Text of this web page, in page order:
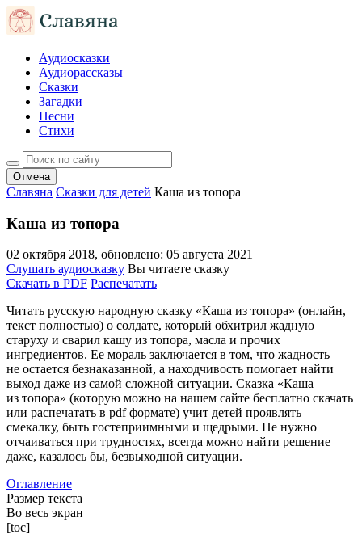
Аудиосказки
Аудиорассказы
Сказки
Загадки
Песни
Стихи
Отмена
Славяна Сказки для детей Каша из топора
Каша из топора
02 октября 2018, обновлено: 05 августа 2021
Слушать аудиосказку Вы читаете сказку
Скачать в PDF Распечатать
Читать русскую народную сказку «Каша из топора» (онлайн,
текст полностью) о солдате, который обхитрил жадную
старуху и сварил кашу из топора, масла и прочих
ингредиентов. Ее мораль заключается в том, что жадность
не остается безнаказанной, а находчивость помогает найти
выход даже из самой сложной ситуации. Сказка «Каша
из топора» (которую можно на нашем сайте бесплатно скачать
или распечатать в pdf формате) учит детей проявлять
смекалку, быть гостеприимными и щедрыми. Не нужно
отчаиваться при трудностях, всегда можно найти решение
даже, казалось бы, безвыходной ситуации.
Оглавление
Размер текста
Во весь экран
[toc]